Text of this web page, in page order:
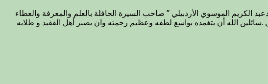
الكريم الموسوي الأردبيلي ” صاحب السيرة الحافلة بالعلم والمعرفة والعطاء
الله أن يتغمده بواسع لطفه وعظيم رحمته وان يصبر أهل الفقيد و طلابه